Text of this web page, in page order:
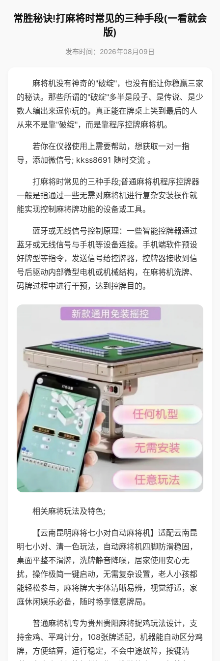
常胜秘诀!打麻将时常见的三种手段(一看就会
版)
发布时间：2026年08月09日
麻将机没有神奇的"破绽"，也没有能让你稳赢三家
的秘诀。那些所谓的"破绽"多半是段子、是传说、是少
数人编出来逗你玩的。真正能在牌桌上笑到最后的人
从来不是靠"破绽"，而是靠程序控牌麻将机。
若你在仪器使用上需要帮助，想获取一对一指
导，添加微信号; kkss8691 随时交流 。
打麻将时常见的三种手段;普通麻将机程序控牌器
一般是指通过一些无需对麻将机进行复杂安装操作就
能实现控制麻将牌功能的设备或工具。
蓝牙或无线信号控制原理：一些智能控牌器通过
蓝牙或无线信号与手机等设备连接。手机端软件预设
好牌型等指令，发送信号给控牌器，控牌器接收到信
号后驱动内部微型电机或机械结构，在麻将机洗牌、
码牌过程中进行干预，达到控牌目的。
相关麻将玩法及特色;
【云南昆明麻将七小对自动麻将机】适配云南昆
明七小对、清一色玩法，自动麻将机四脚防滑稳固，
桌面平整不滑牌，洗牌静音降噪，居家使用安心无
扰，操作极简一键启动，无需复杂设置，老人小孩都
能轻松参与，麻将牌大字体清晰易辨，视觉舒适，家
庭休闲娱乐必备，随时畅享惬意牌局。
普通麻将机专为贵州贵阳麻将捉鸡玩法设计，支
持金鸡、平鸡计分，108张牌适配，机器能自动区分鸡
牌，方便结算，运行稳定，不会中途故障，按键清